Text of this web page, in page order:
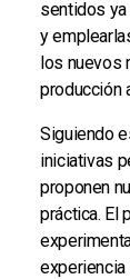
sentidos
y
los nuevos
producción
Siguiendo
iniciativas
proponen
práctica. El
experiencia